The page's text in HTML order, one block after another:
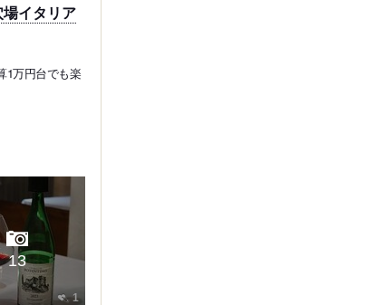
イタリア
1万円台でも楽
1
13